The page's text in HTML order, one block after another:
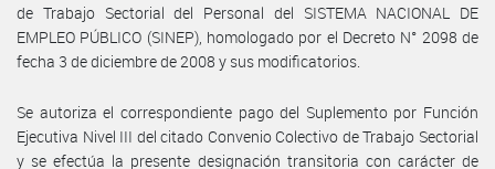
de Trabajo Sectorial del Personal del SISTEMA NACIONAL DE
EMPLEO PÚBLICO (SINEP), homologado por el Decreto N° 2098 de
fecha 3 de diciembre de 2008 y sus modificatorios.
Se autoriza el correspondiente pago del Suplemento por Función
Ejecutiva Nivel III del citado Convenio Colectivo de Trabajo Sectorial
y se efectúa la presente designación transitoria con carácter de